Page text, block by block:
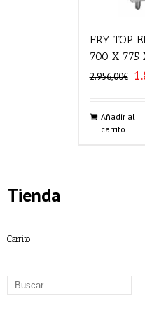
FRY TOP
700 X 775
2.956,00€ El
era:
Añadir al
carrito
Tienda
Carrito